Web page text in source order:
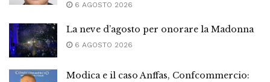
6 AGOSTO 2026
La neve d’agosto per onorare la Madonna
6 AGOSTO 2026
Modica e il caso Anffas, Confcommercio: